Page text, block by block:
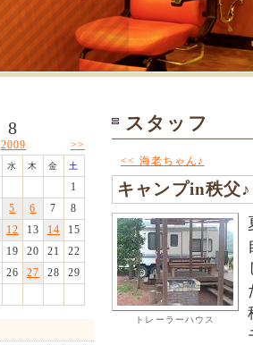
8
2009 >>
水 木 金 土
1
5 6 7
8
12 13 14
15
19 20 21
22
26 27 28
29
スタッフ
<< 海老ちゃん♪
キャンプin秩父
トレーラーハウス